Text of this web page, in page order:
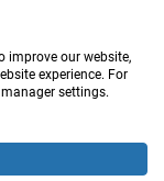
: 112
improve our website,
experience. For
settings.